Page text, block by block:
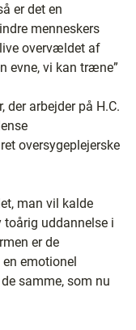
er det en
menneskers
overvældet af
evne, vi kan træne”
arbejder på H.C.
oversygeplejerske
man vil kalde
uddannelse i
er de
emotionel
samme, som nu